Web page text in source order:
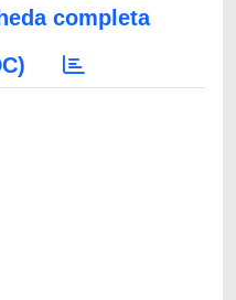
completa